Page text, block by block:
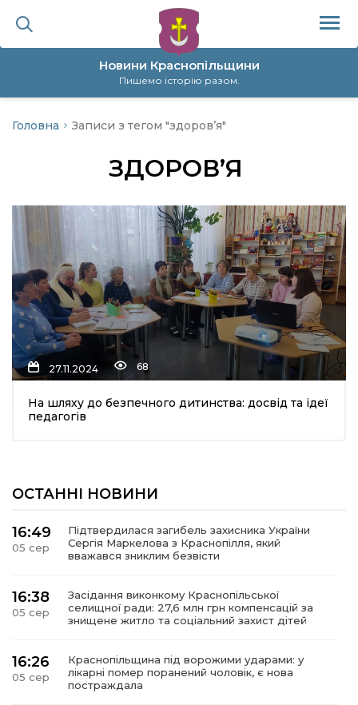
Новини Краснопільщини
Пишемо історію разом.
політика
Головна Записи з тегом "здоров’я"
ЗДОРОВ’Я
27.11.2024 68
На шляху до безпечного дитинства: досвід та ідеї
педагогів
ОСТАННІ НОВИНИ
16:49
05 сер
Підтвердилася загибель захисника України
Сергія Маркелова з Краснопілля, який
вважався зниклим безвісти
16:38
05 сер
Засідання виконкому Краснопільської
селищної ради: 27,6 млн грн компенсацій за
знищене житло та соціальний захист дітей
16:26
05 сер
Краснопільщина під ворожими ударами: у
лікарні помер поранений чоловік, є нова
постраждала